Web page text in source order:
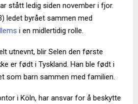
stått ledig siden november i fjor.
ledet byrået sammen med
i en midlertidig rolle.
utnevnt, blir Selen den første
er født i Tyskland. Han ble født i
som barn sammen med familien.
i Köln, har ansvar for å beskytte